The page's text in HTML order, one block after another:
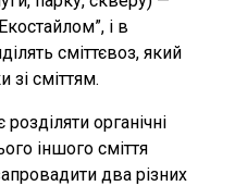
і в
сміттєвоз, який
зі сміттям.
органічні
іншого сміття
два різних